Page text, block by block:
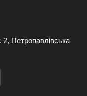
Петропавлівська